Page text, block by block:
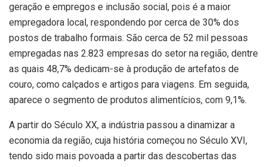
geração e empregos e inclusão social, pois é a maior
empregadora local, respondendo por cerca de 30% dos
postos de trabalho formais. São cerca de 52 mil pessoas
empregadas nas 2.823 empresas do setor na região, dentre
as quais 48,7% dedicam-se à produção de artefatos de
couro, como calçados e artigos para viagens. Em seguida,
aparece o segmento de produtos alimentícios, com 9,1%.
A partir do Século XX, a indústria passou a dinamizar a
economia da região, cuja história começou no Século XVI,
tendo sido mais povoada a partir das descobertas das